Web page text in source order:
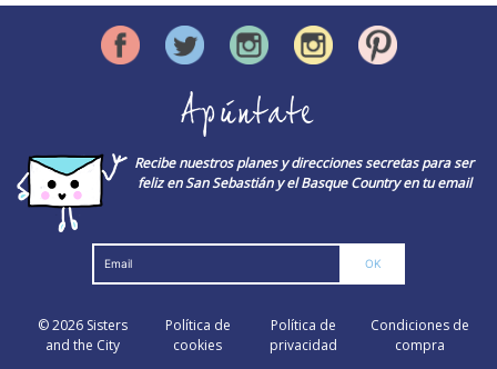
Apúntate
Recibe nuestros planes y direcciones secretas para ser
feliz en San Sebastián y el Basque Country en tu email
© 2026 Sisters
and the City
Política de
cookies
Política de
privacidad
Condiciones de
compra